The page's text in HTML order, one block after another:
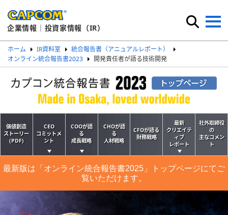
企業情報｜投資家情報（IR）
ホーム IR資料室
統合報告書（アニュアルレポート）
オンライン統合報告書2023
開発責任者が語る技術開発
価値創造
ストーリー
(PDF)
CEO
コミットメ
ント
COOが語
る
成長戦略
CHOが語
る
人材戦略
CFOが語る
財務戦略
最新
クリエイテ
ィブ
レポート
社外取締役
の
主なコメン
ト
最新版は「オンライン統合報告書2025」トップページにてご
覧いただけます。